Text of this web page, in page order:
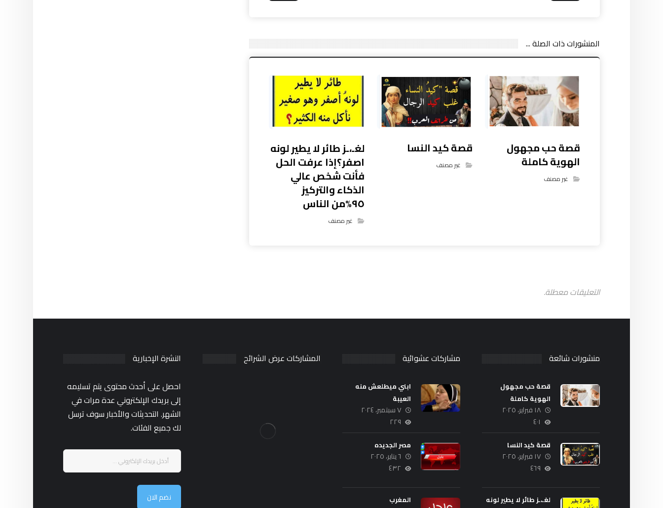
المنشورات ذات الصلة ...
قصة حب مجهول
الهوية كاملة
غير مصنف
قصة كيد النسا
غير مصنف
لغـ،ـز طائر لا يطير لونه
اصفر؟إذا عرفت الحل
فأنت شخص عالي
الذكاء والتركيز
٩٥%من الناس
غير مصنف
التعليقات معطلة.
منشورات شائعة
قصة حب مجهول
الهوية كاملة
١٨ فبراير، ٢٠٢٥
٤٠١
قصة كيد النسا
١٧ فبراير، ٢٠٢٥
٤٦٩
لغـ،ـز طائر لا يطير لونه
مشاركات عشوائية
ابني ميطلعش منه
العيبة
٧ سبتمبر، ٢٠٢٤
٢٢٩
مصر الجديده
٦ يناير، ٢٠٢٥
٤٣٢
المغرب
المشاركات عرض الشرائح
النشرة الإخبارية
احصل على أحدث محتوى يتم تسليمه
إلى بريدك الإلكتروني عدة مرات في
الشهر. التحديثات والأخبار سوف ترسل
لك جميع الفئات.
نضم الان